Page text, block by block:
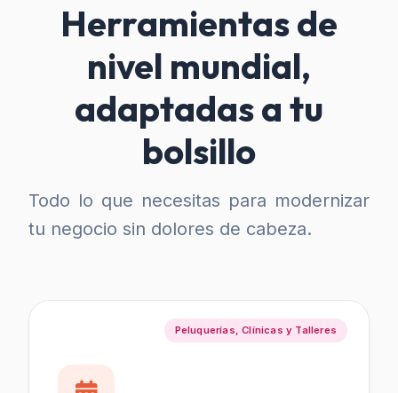
Herramientas de
nivel mundial,
adaptadas a tu
bolsillo
Todo lo que necesitas para modernizar
tu negocio sin dolores de cabeza.
Peluquerías, Clínicas y Talleres